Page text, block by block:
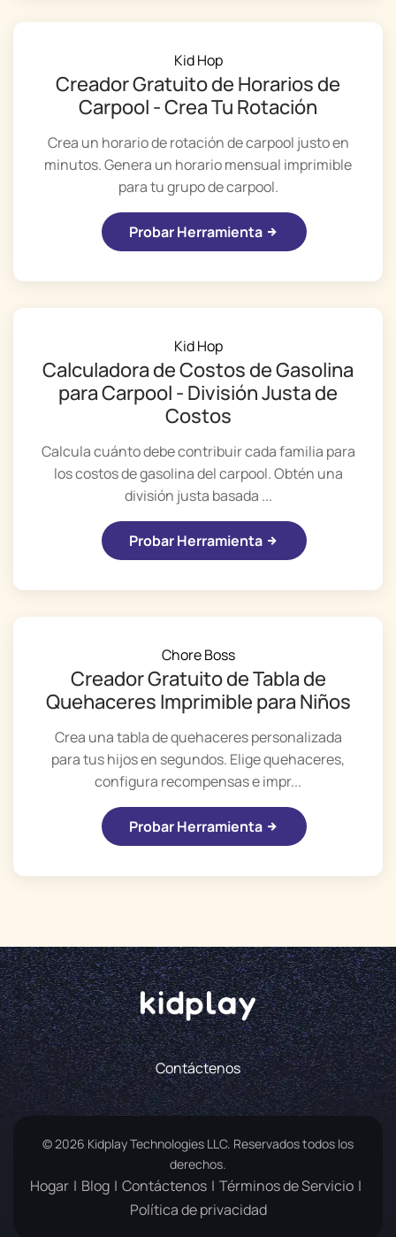
Kid Hop
Creador Gratuito de Horarios de
Carpool - Crea Tu Rotación
Crea un horario de rotación de carpool justo en
minutos. Genera un horario mensual imprimible
para tu grupo de carpool.
Probar Herramienta
Kid Hop
Calculadora de Costos de Gasolina
para Carpool - División Justa de
Costos
Calcula cuánto debe contribuir cada familia para
los costos de gasolina del carpool. Obtén una
división justa basada ...
Probar Herramienta
Chore Boss
Creador Gratuito de Tabla de
Quehaceres Imprimible para Niños
Crea una tabla de quehaceres personalizada
para tus hijos en segundos. Elige quehaceres,
configura recompensas e impr...
Probar Herramienta
Contáctenos
© 2026 Kidplay Technologies LLC. Reservados todos los
derechos.
Hogar Blog Contáctenos
Términos de Servicio
Política de privacidad